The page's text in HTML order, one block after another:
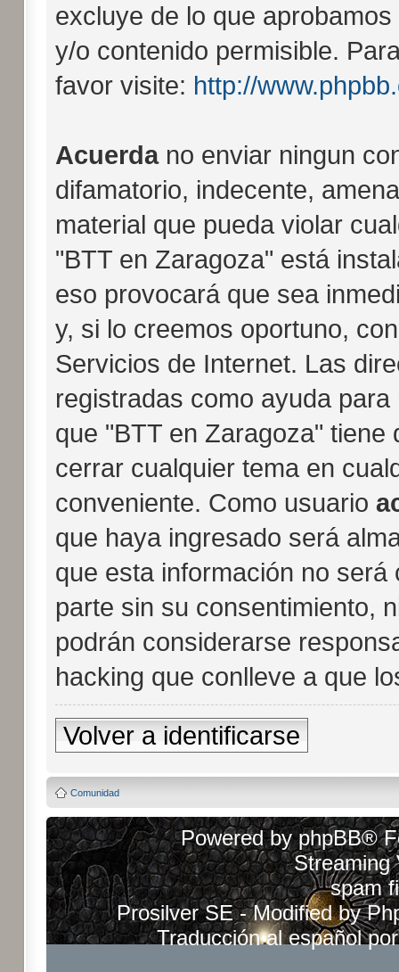
excluye de lo que
y/o contenido permisible.
favor visite: http://
Acuerdano enviar ningun
difamatorio, indecente,
material que pueda violar
"BTT en Zaragoza" está
eso provocará que sea
y, si lo creemos oportuno,
Servicios de Internet. Las
registradas como ayuda
que "BTT en Zaragoza" tiene
cerrar cualquier tema en
conveniente. Como usuario
que haya ingresado será
que esta información no
parte sin su consentimiento,
podrán considerarse
hacking que conlleve a que
Volver a identificarse
Comunidad
Powered byphpBB®
Streaming
spam
Prosilver SE - Modified by
Traducción al español